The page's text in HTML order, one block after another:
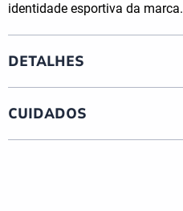
identidade esportiva da marca.
DETALHES
CUIDADOS